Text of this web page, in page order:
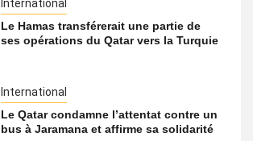
International
Le Hamas transférerait une partie de
ses opérations du Qatar vers la Turquie
International
Le Qatar condamne l’attentat contre un
bus à Jaramana et affirme sa solidarité